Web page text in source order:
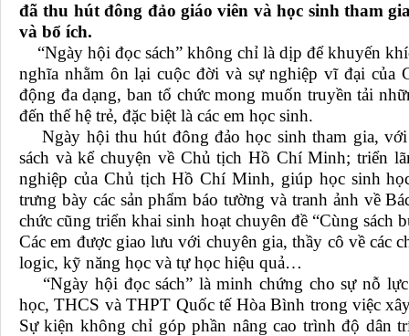
đã thu hút đông đảo giáo viên và học sinh tham
và bổ ích.
“Ngày hội đọc sách” không chỉ là dịp để khuyến
nghĩa nhằm ôn lại cuộc đời và sự nghiệp vĩ đại
động đa dạng, ban tổ chức mong muốn truyền tải
đến thế hệ trẻ, đặc biệt là các em học sinh.
Ngày hội thu hút đông đảo học sinh tham gia,
sách và kể chuyện về Chủ tịch Hồ Chí Minh; triển
nghiệp của Chủ tịch Hồ Chí Minh, giúp học sinh
trưng bày các sản phẩm báo tường và tranh ảnh về
chức cũng triển khai sinh hoạt chuyên đề “Cùng sách
Các em được giao lưu với chuyên gia, thầy cô về các
logic, kỹ năng học và tự học hiệu quả…
“Ngày hội đọc sách” là minh chứng cho sự nỗ
học, THCS và THPT Quốc tế Hòa Bình trong việc
Sự kiện không chỉ góp phần nâng cao trình độ dân